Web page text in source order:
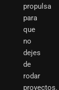
propulsa
para
que
no
dejes
de
rodar
proyectos.